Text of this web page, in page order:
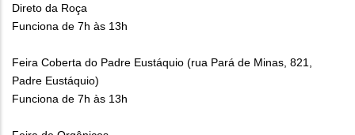
Direto da Roça
Funciona de 7h às 13h
Feira Coberta do Padre Eustáquio (rua Pará de Minas, 821,
Padre Eustáquio)
Funciona de 7h às 13h